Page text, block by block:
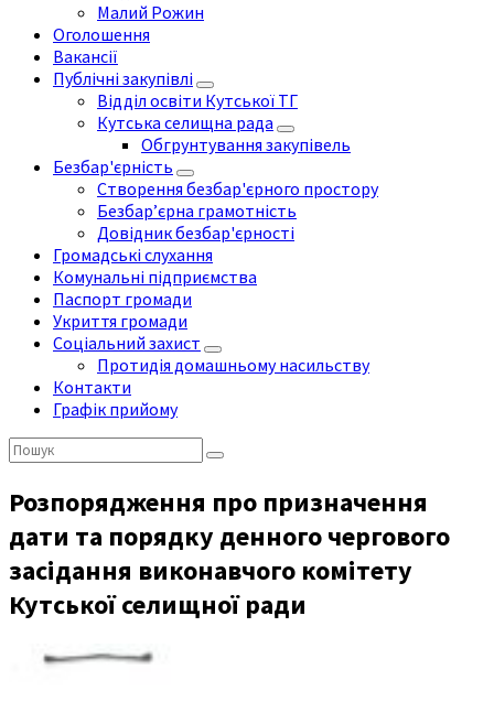
Малий Рожин
Оголошення
Вакансії
Публічні закупівлі
Відділ освіти Кутської ТГ
Кутська селищна рада
Обгрунтування закупівель
Безбар'єрність
Створення безбар'єрного простору
Безбар’єрна грамотність
Довідник безбар'єрності
Громадські слухання
Комунальні підприємства
Паспорт громади
Укриття громади
Соціальний захист
Протидія домашньому насильству
Контакти
Графік прийому
Пошук:
Розпорядження про призначення
дати та порядку денного чергового
засідання виконавчого комітету
Кутської селищної ради